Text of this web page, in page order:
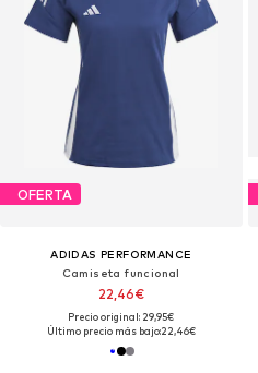
OFERTA
ADIDAS PERFORMANCE
Camiseta funcional
22,46€
Precio original: 29,95€
Último precio más bajo:22,46€